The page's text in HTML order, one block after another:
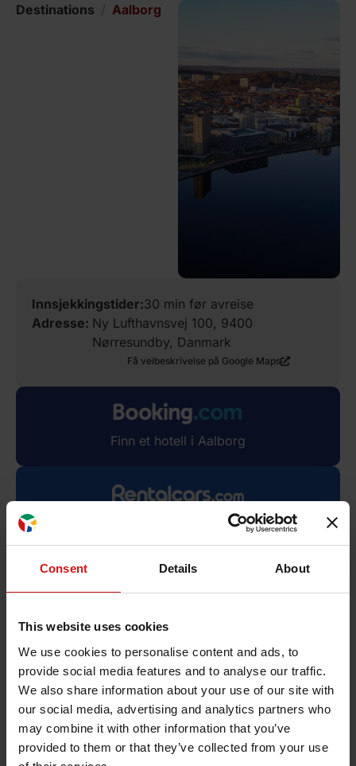
Consent Details About
This website uses cookies
We use cookies to personalise content and ads, to
provide social media features and to analyse our traffic.
We also share information about your use of our site with
our social media, advertising and analytics partners who
may combine it with other information that you’ve
provided to them or that they’ve collected from your use
Destinations Aalborg
Innsjekkingstider:30 min før avreise
Adresse: Ny Lufthavnsvej 100, 9400
Nørresundby, Danmark
Få veibeskrivelse på Google Maps
Finn et hotell i Aalborg
Lei en bil i Aalborg
Aalborg – Bornholm
499,-
Book nu
Bornholm – Aalborg
Fra499,-DKK